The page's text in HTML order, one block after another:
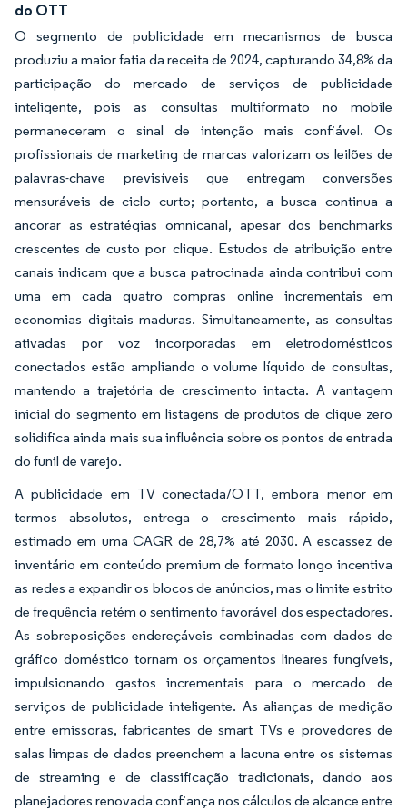
do OTT
O segmento de publicidade em mecanismos de busca
produziu a maior fatia da receita de 2024, capturando 34,8% da
participação do mercado de serviços de publicidade
inteligente, pois as consultas multiformato no mobile
permaneceram o sinal de intenção mais confiável. Os
profissionais de marketing de marcas valorizam os leilões de
palavras-chave previsíveis que entregam conversões
mensuráveis de ciclo curto; portanto, a busca continua a
ancorar as estratégias omnicanal, apesar dos benchmarks
crescentes de custo por clique. Estudos de atribuição entre
canais indicam que a busca patrocinada ainda contribui com
uma em cada quatro compras online incrementais em
economias digitais maduras. Simultaneamente, as consultas
ativadas por voz incorporadas em eletrodomésticos
conectados estão ampliando o volume líquido de consultas,
mantendo a trajetória de crescimento intacta. A vantagem
inicial do segmento em listagens de produtos de clique zero
solidifica ainda mais sua influência sobre os pontos de entrada
do funil de varejo.
A publicidade em TV conectada/OTT, embora menor em
termos absolutos, entrega o crescimento mais rápido,
estimado em uma CAGR de 28,7% até 2030. A escassez de
inventário em conteúdo premium de formato longo incentiva
as redes a expandir os blocos de anúncios, mas o limite estrito
de frequência retém o sentimento favorável dos espectadores.
As sobreposições endereçáveis combinadas com dados de
gráfico doméstico tornam os orçamentos lineares fungíveis,
impulsionando gastos incrementais para o mercado de
serviços de publicidade inteligente. As alianças de medição
entre emissoras, fabricantes de smart TVs e provedores de
salas limpas de dados preenchem a lacuna entre os sistemas
de streaming e de classificação tradicionais, dando aos
planejadores renovada confiança nos cálculos de alcance entre